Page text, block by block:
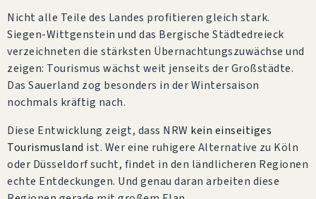
Nicht alle Teile des Landes profitieren gleich stark.
Siegen-Wittgenstein und das Bergische Städtedreieck
verzeichneten die stärksten Übernachtungszuwächse und
zeigen: Tourismus wächst weit jenseits der Großstädte.
Das Sauerland zog besonders in der Wintersaison
nochmals kräftig nach.
Diese Entwicklung zeigt, dass NRW kein einseitiges
Tourismusland ist. Wer eine ruhigere Alternative zu Köln
oder Düsseldorf sucht, findet in den ländlicheren Regionen
echte Entdeckungen. Und genau daran arbeiten diese